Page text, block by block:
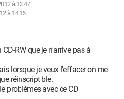
à 13:47
à 14:16
RW que je n'arrive pas à
lorsque je veux l'effacer on me
réinscriptible.
problèmes avec ce CD